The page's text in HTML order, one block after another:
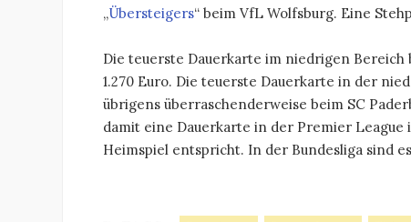
„Übersteigers“ beim VfL Wolfsburg. Eine
Die teuerste Dauerkarte im niedrigen
1.270 Euro. Die teuerste Dauerkarte in der
übrigens überraschenderweise beim SC
damit eine Dauerkarte in der Premier
Heimspiel entspricht. In der Bundesliga sind